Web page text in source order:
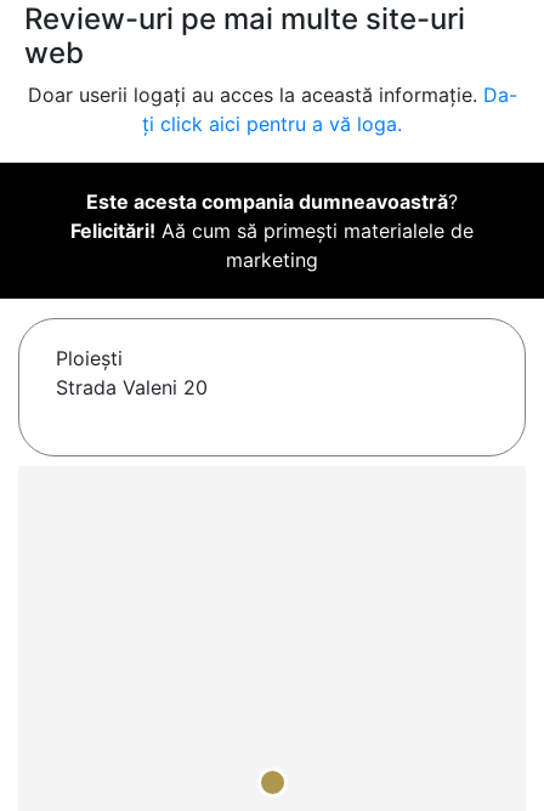
Review-uri pe mai multe site-uri
web
Doar userii logați au acces la această informație. Da-
ți click aici pentru a vă loga.
Este acesta compania dumneavoastră?
Felicitări! Aă cum să primești materialele de
marketing
Ploieşti
Strada Valeni 20